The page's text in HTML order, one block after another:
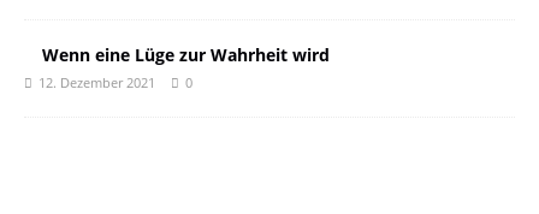
Wenn eine Lüge zur Wahrheit wird
12. Dezember 2021 0